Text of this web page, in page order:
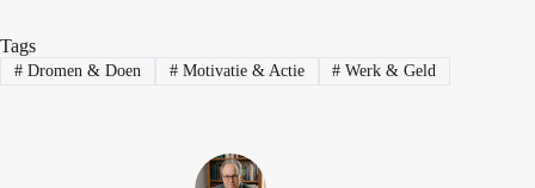
Tags
#Dromen & Doen #Motivatie & Actie # Werk & Geld